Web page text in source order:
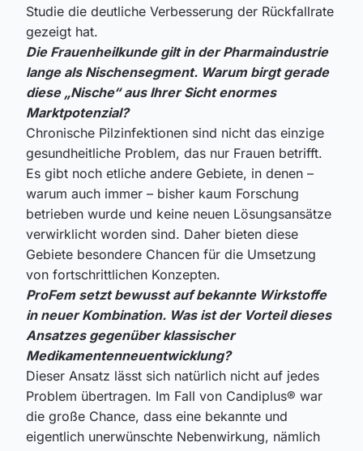
Studie die deutliche Verbesserung der Rückfallrate
gezeigt hat.
Die Frauenheilkunde gilt in der Pharmaindustrie
lange als Nischensegment. Warum birgt gerade
diese „Nische“ aus Ihrer Sicht enormes
Marktpotenzial?
Chronische Pilzinfektionen sind nicht das einzige
gesundheitliche Problem, das nur Frauen betrifft.
Es gibt noch etliche andere Gebiete, in denen –
warum auch immer – bisher kaum Forschung
betrieben wurde und keine neuen Lösungsansätze
verwirklicht worden sind. Daher bieten diese
Gebiete besondere Chancen für die Umsetzung
von fortschrittlichen Konzepten.
ProFem setzt bewusst auf bekannte Wirkstoffe
in neuer Kombination. Was ist der Vorteil dieses
Ansatzes gegenüber klassischer
Medikamentenneuentwicklung?
Dieser Ansatz lässt sich natürlich nicht auf jedes
Problem übertragen. Im Fall von Candiplus® war
die große Chance, dass eine bekannte und
eigentlich unerwünschte Nebenwirkung, nämlich